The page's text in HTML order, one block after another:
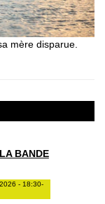
mère disparue.
BANDE
- 18:30-